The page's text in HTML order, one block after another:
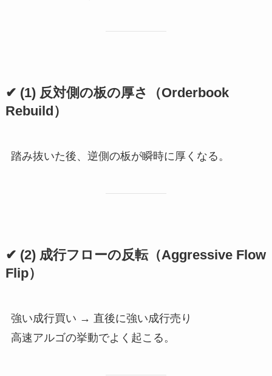
✔ (1) 反対側の板の厚さ（Orderbook
Rebuild）
踏み抜いた後、逆側の板が瞬時に厚くなる。
✔ (2) 成行フローの反転（Aggressive Flow
Flip）
強い成行買い → 直後に強い成行売り
高速アルゴの挙動でよく起こる。